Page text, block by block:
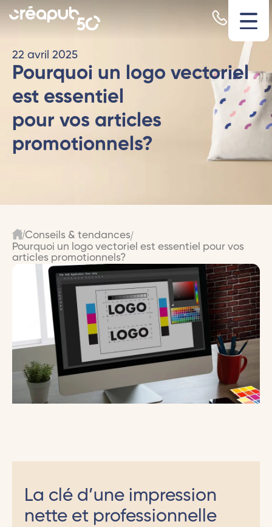
22 avril 2025
Pourquoi un logo vectoriel
est essentiel
pour vos articles
promotionnels?
Conseils & tendances
Pourquoi un logo vectoriel est essentiel pour vos
articles promotionnels?
La clé d’une impression
nette et professionnelle